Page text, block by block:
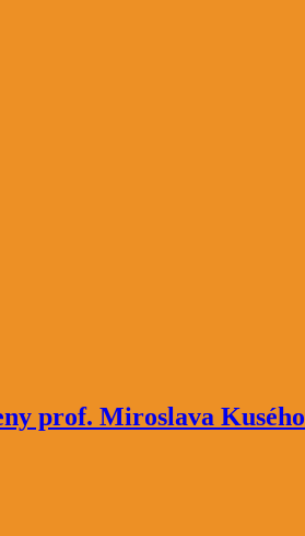
prof. Miroslava Kusého